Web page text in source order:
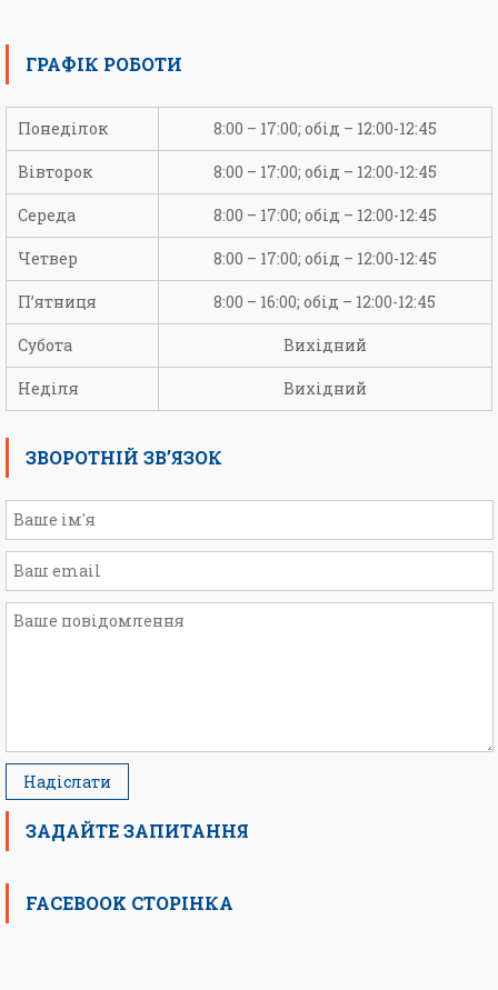
ГРАФІК РОБОТИ
Понеділок 8:00 – 17:00; обід – 12:00-12:45
Вівторок 8:00 – 17:00; обід – 12:00-12:45
Середа 8:00 – 17:00; обід – 12:00-12:45
Четвер 8:00 – 17:00; обід – 12:00-12:45
П’ятниця 8:00 – 16:00; обід – 12:00-12:45
Субота Вихідний
Неділя Вихідний
ЗВОРОТНІЙ ЗВ’ЯЗОК
ЗАДАЙТЕ ЗАПИТАННЯ
FACEBOOK СТОРІНКА